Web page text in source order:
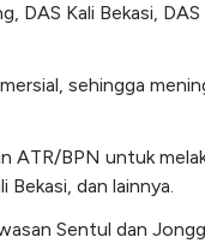
DAS Kali Bekasi,
sehingga
ATR/BPN untuk
Bekasi, dan lainnya.
Sentul dan